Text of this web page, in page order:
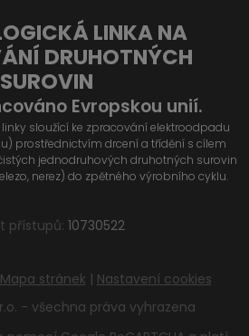
LINKA NA
DRUHOTNÝCH
SUROVIN
Evropskou unií.
sloužící ke zpracování elektroodpadu
prostřednictvím drcení a třídění s cílem
jednodruhových druhotných surovin
nerez) do zpětného výrobního cyklu.
přístupů: 10730522
- všechna práva vyhrazena
Mapa stránek | Nastavení cookies